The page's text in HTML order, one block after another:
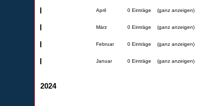
April 0 Einträge (ganz anzeigen)
März 0 Einträge (ganz anzeigen)
Februar 0 Einträge (ganz anzeigen)
Januar 0 Einträge (ganz anzeigen)
2024